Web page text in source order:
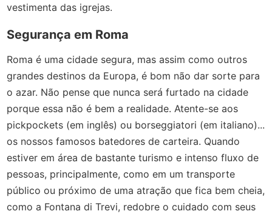
vestimenta das igrejas.
Segurança em Roma
Roma é uma cidade segura, mas assim como outros
grandes destinos da Europa, é bom não dar sorte para
o azar. Não pense que nunca será furtado na cidade
porque essa não é bem a realidade. Atente-se aos
pickpockets (em inglês) ou borseggiatori (em italiano)...
os nossos famosos batedores de carteira. Quando
estiver em área de bastante turismo e intenso fluxo de
pessoas, principalmente, como em um transporte
público ou próximo de uma atração que fica bem cheia,
como a Fontana di Trevi, redobre o cuidado com seus